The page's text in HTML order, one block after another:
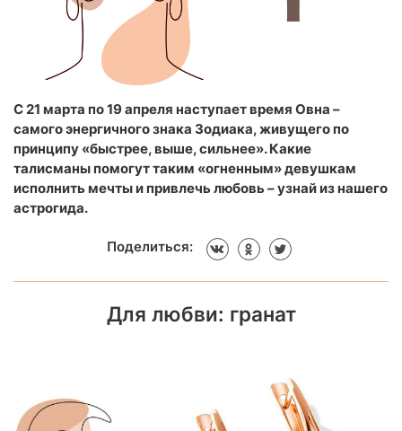
С 21 марта по 19 апреля наступает время Овна –
самого энергичного знака Зодиака, живущего по
принципу «быстрее, выше, сильнее». Какие
талисманы помогут таким «огненным» девушкам
исполнить мечты и привлечь любовь – узнай из нашего
астрогида.
Поделиться:
Для любви: гранат